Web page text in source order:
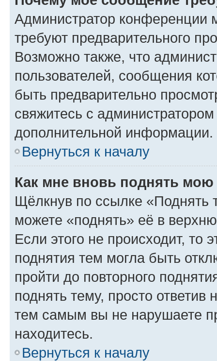
Администратор конференции
требуют предварительного
Возможно также, что
пользователей, сообщения
быть предварительно
свяжитесь с
дополнительной информации.
Вернуться к началу
Как мне вновь поднять мою
Щёлкнув по ссылке «Поднять
можете «поднять» её в
Если этого не происходит, то
поднятия тем могла быть
пройти до повторного
поднять тему, просто ответив
тем самым вы не нарушаете
находитесь.
Вернуться к началу